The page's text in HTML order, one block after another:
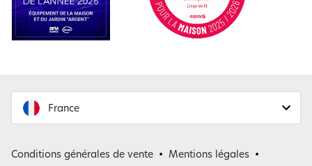
France
Conditions générales de vente
Mentions légales